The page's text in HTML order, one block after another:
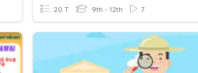
20 T 9th - 12th 7